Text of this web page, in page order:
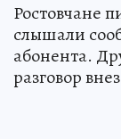
Ростовчане
слышали
абонента.
разговор